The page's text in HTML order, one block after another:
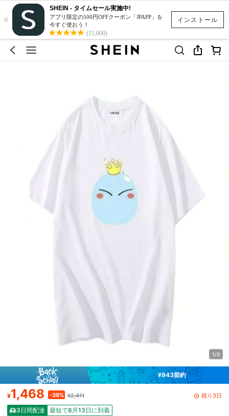
インストール
×
SHEIN - タイムセール実施中!
アプリ限定の500円OFFクーポン「JPAPP」を
今すぐ使おう！
(11,600)
1/8
¥943節約
¥1,468 -39% ¥2,411 残り3日
3日間配達 最短で8月13日に到着